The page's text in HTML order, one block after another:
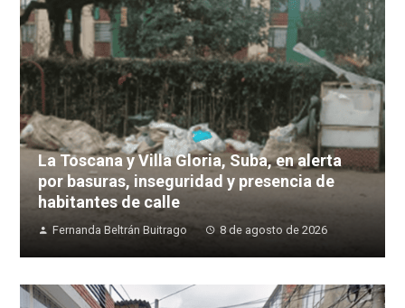
La Toscana y Villa Gloria, Suba, en alerta
por basuras, inseguridad y presencia de
habitantes de calle
Fernanda Beltrán Buitrago 8 de agosto de 2026